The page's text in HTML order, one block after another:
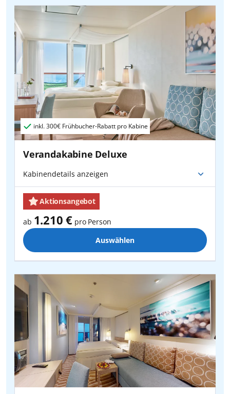
inkl.300€ Frühbucher-Rabatt pro Kabine
Verandakabine Deluxe
Kabinendetails anzeigen
Aktionsangebot
ab 1.210 € pro Person
Auswählen